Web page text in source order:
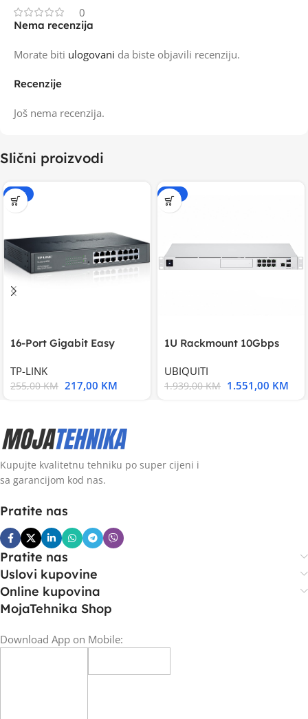
0
Recenzije
Još nema recenzija.
Nema recenzija
Morate biti ulogovani da biste objavili recenziju.
Slični proizvodi
-15%
16-Port Gigabit Easy
TP-LINK
255,00KM 217,00 KM
-20%
1U Rackmount 10Gbps
UBIQUITI
1.939,00KM 1.551,00 KM
Kupujte kvalitetnu tehniku po super cijeni i
sa garancijom kod nas.
Pratite nas
Pratite nas
Uslovi kupovine
Online kupovina
MojaTehnika Shop
Download App on Mobile: